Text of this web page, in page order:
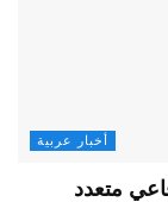
أخبار عربية
متعدد